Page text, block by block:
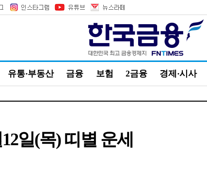
유통·부동산 금융 보험 2금융 경제·시사
일(목) 띠별 운세